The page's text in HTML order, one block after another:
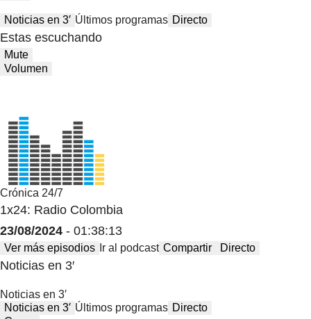
Noticias en 3′ Últimos programas Directo
Estas escuchando
Mute
Volumen
Crónica 24/7
1x24: Radio Colombia
23/08/2024 - 01:38:13
Ver más episodios Ir al podcast Compartir Directo
Noticias en 3′
Noticias en 3′
Noticias en 3′ Últimos programas Directo